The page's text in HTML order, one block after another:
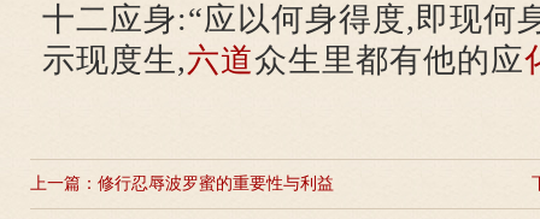
十二应身:“应以何身得度,即现何
示现度生,六道众生里都有他的应
上一篇： 修行忍辱波罗蜜的重要性与利益